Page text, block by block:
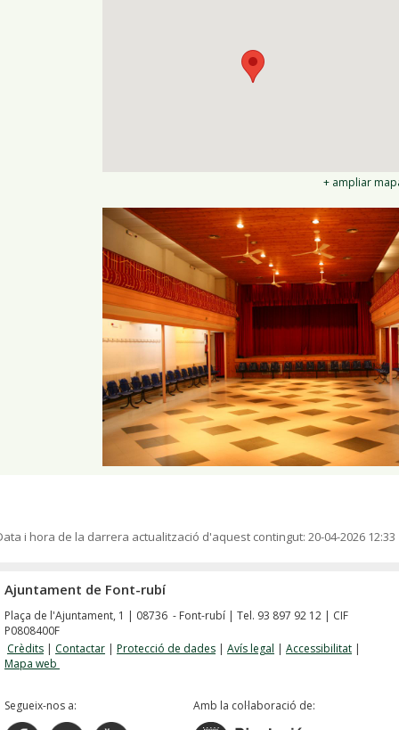
+ ampliar
i hora de la darrera actualització d'aquest contingut: 20-04-2026 12:33
Ajuntament de Font-rubí
Plaça de l'Ajuntament, 1 | 08736 - Font-rubí | Tel. 93 897 92 12 | CIF
P0808400F
Crèdits | Contactar | Protecció de dades | Avís legal | Accessibilitat |
Mapa web
Segueix-nos a: Amb la col·laboració de: